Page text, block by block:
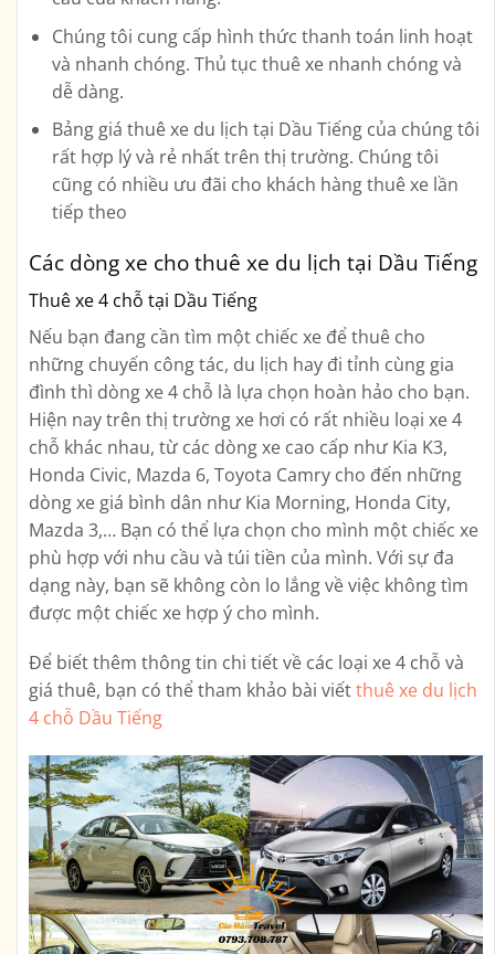
Chúng tôi cung cấp hình thức thanh toán linh hoạt
và nhanh chóng. Thủ tục thuê xe nhanh chóng và
dễ dàng.
Bảng giá thuê xe du lịch tại Dầu Tiếng của chúng tôi
rất hợp lý và rẻ nhất trên thị trường. Chúng tôi
cũng có nhiều ưu đãi cho khách hàng thuê xe lần
tiếp theo
Các dòng xe cho thuê xe du lịch tại Dầu Tiếng
Thuê xe 4 chỗ tại Dầu Tiếng
Nếu bạn đang cần tìm một chiếc xe để thuê cho
những chuyến công tác, du lịch hay đi tỉnh cùng gia
đình thì dòng xe 4 chỗ là lựa chọn hoàn hảo cho bạn.
Hiện nay trên thị trường xe hơi có rất nhiều loại xe 4
chỗ khác nhau, từ các dòng xe cao cấp như Kia K3,
Honda Civic, Mazda 6, Toyota Camry cho đến những
dòng xe giá bình dân như Kia Morning, Honda City,
Mazda 3,… Bạn có thể lựa chọn cho mình một chiếc xe
phù hợp với nhu cầu và túi tiền của mình. Với sự đa
dạng này, bạn sẽ không còn lo lắng về việc không tìm
được một chiếc xe hợp ý cho mình.
Để biết thêm thông tin chi tiết về các loại xe 4 chỗ và
giá thuê, bạn có thể tham khảo bài viếtthuê xe du lịch
4 chỗ Dầu Tiếng